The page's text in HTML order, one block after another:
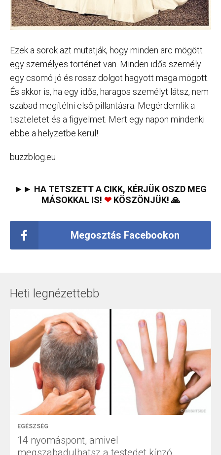
Ezek a sorok azt mutatják, hogy minden arc mögött
egy személyes történet van. Minden idős személy
egy csomó jó és rossz dolgot hagyott maga mögött.
És akkor is, ha egy idős, haragos személyt látsz, nem
szabad megítélni első pillantásra. Megérdemlik a
tiszteletet és a figyelmet. Mert egy napon mindenki
ebbe a helyzetbe kerül!
buzzblog.eu
►► HA TETSZETT A CIKK, KÉRJÜK OSZD MEG
MÁSOKKAL IS! ❤KÖSZÖNJÜK! 🙏
Megosztás Facebookon
Heti legnézettebb
EGÉSZSÉG
14 nyomáspont, amivel
megszabadulhatsz a testedet kínzó